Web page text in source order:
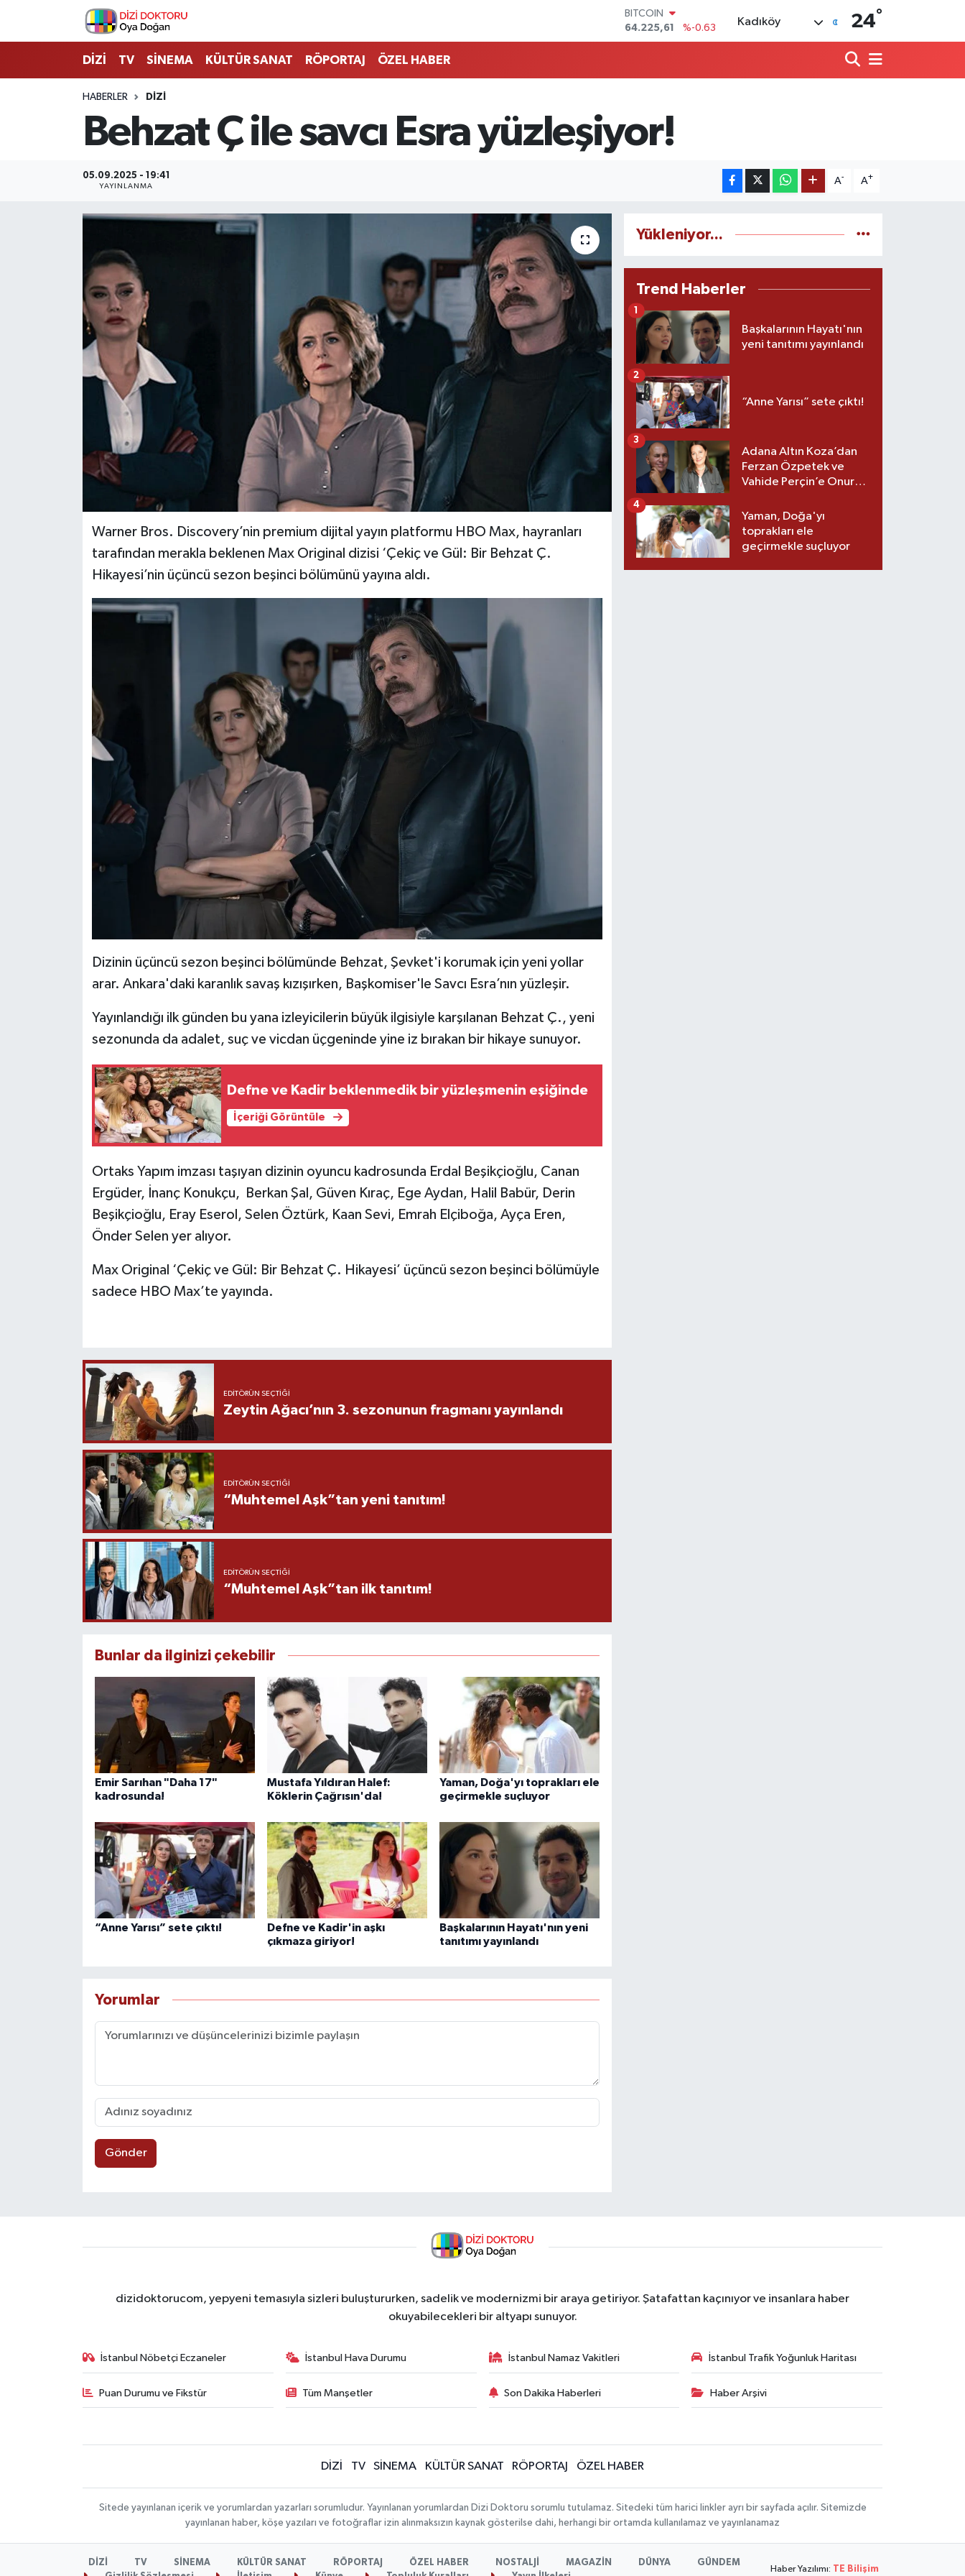
BITCOIN
64.225,61
%-0.63
DOLAR
%0
GRAM ALTIN
6510.40
Kadıköy 24°
DİZİ TV SİNEMA KÜLTÜR SANAT RÖPORTAJ ÖZEL HABER
HABERLER DİZİ
Behzat Ç ile savcı Esra yüzleşiyor!
05.09.2025 - 19:41
YAYINLANMA
A- A+
Warner Bros. Discovery’nin premium dijital yayın platformu HBO Max, hayranları
tarafından merakla beklenen Max Original dizisi ‘Çekiç ve Gül: Bir Behzat Ç.
Hikayesi’nin üçüncü sezon beşinci bölümünü yayına aldı.
Dizinin üçüncü sezon beşinci bölümünde Behzat, Şevket'i korumak için yeni yollar
arar. Ankara'daki karanlık savaş kızışırken, Başkomiser'le Savcı Esra’nın yüzleşir.
Yayınlandığı ilk günden bu yana izleyicilerin büyük ilgisiyle karşılanan Behzat Ç., yeni
sezonunda da adalet, suç ve vicdan üçgeninde yine iz bırakan bir hikaye sunuyor.
Defne ve Kadir beklenmedik bir yüzleşmenin eşiğinde
İçeriği Görüntüle
Ortaks Yapım imzası taşıyan dizinin oyuncu kadrosunda Erdal Beşikçioğlu, Canan
Ergüder, İnanç Konukçu, Berkan Şal, Güven Kıraç, Ege Aydan, Halil Babür, Derin
Beşikçioğlu, Eray Eserol, Selen Öztürk, Kaan Sevi, Emrah Elçiboğa, Ayça Eren,
Önder Selen yer alıyor.
Max Original ‘Çekiç ve Gül: Bir Behzat Ç. Hikayesi’ üçüncü sezon beşinci bölümüyle
sadece HBO Max’te yayında.
EDITÖRÜN SEÇTIĞI
Zeytin Ağacı’nın 3. sezonunun fragmanı yayınlandı
EDITÖRÜN SEÇTIĞI
“Muhtemel Aşk”tan yeni tanıtım!
EDITÖRÜN SEÇTIĞI
“Muhtemel Aşk”tan ilk tanıtım!
Bunlar da ilginizi çekebilir
Emir Sarıhan "Daha 17"
kadrosunda!
Mustafa Yıldıran Halef:
Köklerin Çağrısın'da!
Yaman, Doğa'yı toprakları ele
geçirmekle suçluyor
“Anne Yarısı” sete çıktı!
Defne ve Kadir'in aşkı
çıkmaza giriyor!
Başkalarının Hayatı'nın yeni
tanıtımı yayınlandı
Yorumlar
Gönder
Yükleniyor...
Trend Haberler
Başkalarının Hayatı'nın
yeni tanıtımı yayınlandı
1
“Anne Yarısı” sete çıktı!
2
Adana Altın Koza’dan
Ferzan Özpetek ve
Vahide Perçin’e Onur
3
Yaman, Doğa'yı
toprakları ele
geçirmekle suçluyor
4
dizidoktorucom, yepyeni temasıyla sizleri buluştururken, sadelik ve modernizmi bir araya getiriyor. Şatafattan kaçınıyor ve insanlara haber
okuyabilecekleri bir altyapı sunuyor.
İstanbul Nöbetçi Eczaneler İstanbul Hava Durumu İstanbul Namaz Vakitleri İstanbul Trafik Yoğunluk Haritası
Puan Durumu ve Fikstür Tüm Manşetler Son Dakika Haberleri Haber Arşivi
DİZİ TV SİNEMA KÜLTÜR SANAT RÖPORTAJ ÖZEL HABER
Sitede yayınlanan içerik ve yorumlardan yazarları sorumludur. Yayınlanan yorumlardan Dizi Doktoru sorumlu tutulamaz. Sitedeki tüm harici linkler ayrı bir sayfada açılır. Sitemizde
yayınlanan haber, köşe yazıları ve fotoğraflar izin alınmaksızın kaynak gösterilse dahi, herhangi bir ortamda kullanılamaz ve yayınlanamaz
DİZİ TV SİNEMA KÜLTÜR SANAT RÖPORTAJ ÖZEL HABER NOSTALJİ MAGAZİN DÜNYA
GÜNDEM
Haber Yazılımı: TE Bilişim
İstanbul Nöbetçi Eczaneler
İstanbul Hava Durumu
İstanbul Namaz Vakitleri
Son Dakika Haberleri
Haber Arşivi